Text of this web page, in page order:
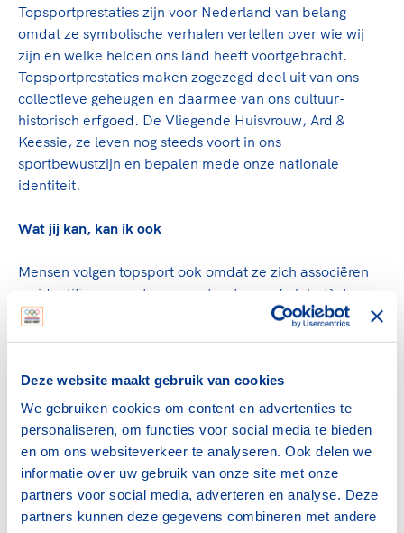
Deze website maakt gebruik van cookies
We gebruiken cookies om content en advertenties te
personaliseren, om functies voor social media te bieden
en om ons websiteverkeer te analyseren. Ook delen we
informatie over uw gebruik van onze site met onze
partners voor social media, adverteren en analyse. Deze
partners kunnen deze gegevens combineren met andere
Lees verder
Topsportprestaties zijn voor Nederland van belang
omdat ze symbolische verhalen vertellen over wie wij
zijn en welke helden ons land heeft voortgebracht.
Topsportprestaties maken zogezegd deel uit van ons
collectieve geheugen en daarmee van ons cultuur-
historisch erfgoed. De Vliegende Huisvrouw, Ard &
Keessie, ze leven nog steeds voort in ons
sportbewustzijn en bepalen mede onze nationale
identiteit.
Wat jij kan, kan ik ook
Mensen volgen topsport ook omdat ze zich associëren
en identificeren met een sporter, team of club. Dat
speelt een belangrijke rol bij het versterken van sociale
dat sporthelden uit minderheidsgroepen kunnen
bijdragen aan erkenning van de groep. Tegelijkertijd zijn
ze een rolmodel waaraan de jeugd zich kan optrekken.
Als hij of zij het kan, waarom ik dan niet?
Trickle-down effect